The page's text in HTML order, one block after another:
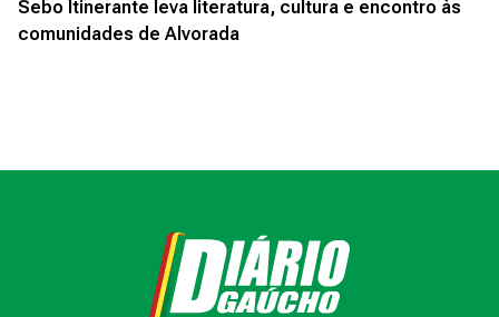
Sebo Itinerante leva literatura, cultura e encontro às
comunidades de Alvorada